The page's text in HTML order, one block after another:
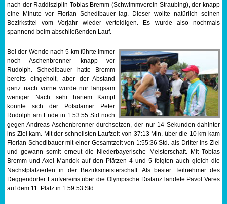
nach der Raddisziplin Tobias Bremm (Schwimmverein Straubing), der knapp
eine Minute vor Florian Schedlbauer lag. Dieser wollte natürlich seinen
Bezirkstitel vom Vorjahr wieder verteidigen. Es wurde also nochmals
spannend beim abschließenden Lauf.
Bei der Wende nach 5 km führte immer
noch Aschenbrenner knapp vor
Rudolph. Schedlbauer hatte Bremm
bereits eingeholt, aber der Abstand
ganz nach vorne wurde nur langsam
weniger. Nach sehr hartem Kampf
konnte sich der Potsdamer Peter
Rudolph am Ende in 1:53:55 Std noch
gegen Andreas Aschenbrenner durchsetzen, der nur 14 Sekunden dahinter
ins Ziel kam. Mit der schnellsten Laufzeit von 37:13 Min. über die 10 km kam
Florian Schedlbauer mit einer Gesamtzeit von 1:55:36 Std. als Dritter ins Ziel
und gewann somit erneut die Niederbayerische Meisterschaft. Mit Tobias
Bremm und Axel Mandok auf den Plätzen 4 und 5 folgten auch gleich die
Nächstplatzierten in der Bezirksmeisterschaft. Als bester Teilnehmer des
Deggendorfer Laufvereins über die Olympische Distanz landete Pavol Veres
auf dem 11. Platz in 1:59:53 Std.